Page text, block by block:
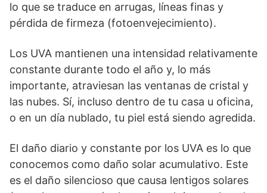
lo que se traduce en arrugas, líneas finas y
pérdida de firmeza (fotoenvejecimiento).
Los UVA mantienen una intensidad relativamente
constante durante todo el año y, lo más
importante, atraviesan las ventanas de cristal y
las nubes. Sí, incluso dentro de tu casa u oficina,
o en un día nublado, tu piel está siendo agredida.
El daño diario y constante por los UVA es lo que
conocemos como daño solar acumulativo. Este
es el daño silencioso que causa lentigos solares